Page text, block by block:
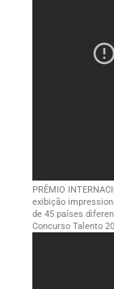
PRÊMIO
exibição
de 45 países
Concurso Talento